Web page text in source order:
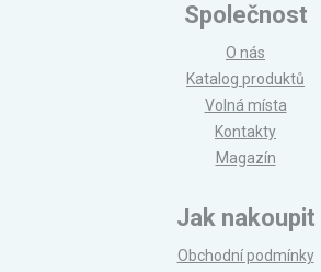
Společnost
O nás
Katalog produktů
Volná místa
Kontakty
Magazín
Jak nakoupit
Obchodní podmínky